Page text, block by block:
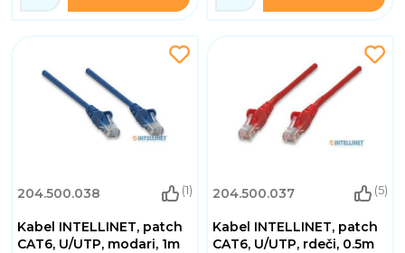
204.500.038 (1)
Kabel INTELLINET, patch
CAT6, U/UTP, modari, 1m
204.500.037 (5)
Kabel INTELLINET, patch
CAT6, U/UTP, rdeči, 0.5m